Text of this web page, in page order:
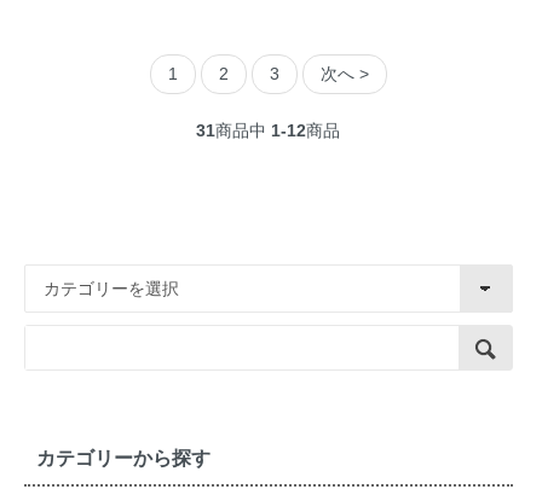
1 2 3 次へ >
31商品中 1-12商品
カテゴリーから探す